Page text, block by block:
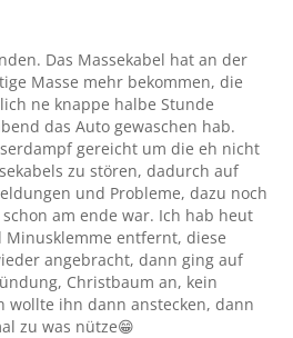
Das Massekabel hat an der
Masse mehr bekommen, die
ne knappe halbe Stunde
das Auto gewaschen hab.
gereicht um die eh nicht
zu stören, dadurch auf
und Probleme, dazu noch
am ende war. Ich hab heut
Minusklemme entfernt, diese
angebracht, dann ging auf
Christbaum an, kein
wollte ihn dann anstecken, dann
zu was nütze😁